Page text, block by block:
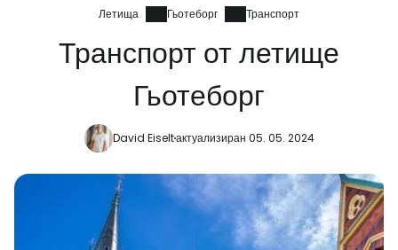
Летища Гьотеборг Транспорт
Транспорт от летище
Гьотеборг
David Eiseltактуализиран 05. 05. 2024
... световната общност на туристите
Продължете с Google
Продължете с Facebook
Продължете с имейл